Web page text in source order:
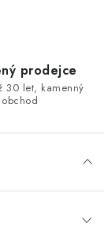
prodejce
30 let, kamenný
obchod